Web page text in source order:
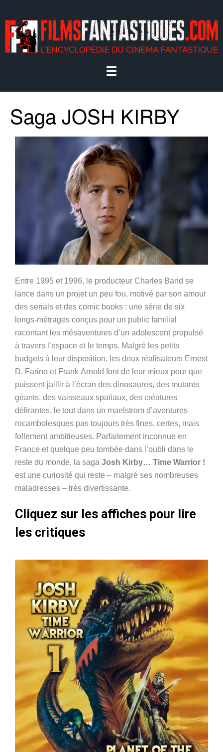
Saga JOSH KIRBY
Entre 1995 et 1996, le producteur Charles Band se
lance dans un projet un peu fou, motivé par son amour
des serials et des comic books : une série de six
longs-métrages conçus pour un public familial
racontant les mésaventures d’un adolescent propulsé
à travers l’espace et le temps. Malgré les petits
budgets à leur disposition, les deux réalisateurs Ernest
D. Farino et Frank Arnold font de leur mieux pour que
puissent jaillir à l’écran des dinosaures, des mutants
géants, des vaisseaux spatiaux, des créatures
délirantes, le tout dans un maelstrom d’aventures
rocambolesques pas toujours très fines, certes, mais
follement ambitieuses. Parfaitement inconnue en
France et quelque peu tombée dans l’oubli dans le
reste du monde, la saga Josh Kirby… Time Warrior !
est une curiosité qui reste – malgré ses nombreuses
maladresses – très divertissante.
Cliquez sur les affiches pour lire
les critiques